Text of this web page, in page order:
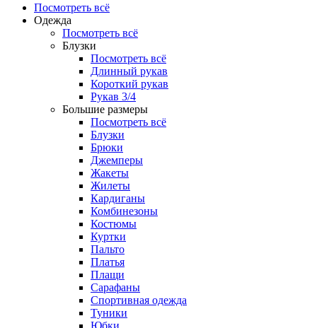
Посмотреть всё
Одежда
Посмотреть всё
Блузки
Посмотреть всё
Длинный рукав
Короткий рукав
Рукав 3/4
Большие размеры
Посмотреть всё
Блузки
Брюки
Джемперы
Жакеты
Жилеты
Кардиганы
Комбинезоны
Костюмы
Куртки
Пальто
Платья
Плащи
Сарафаны
Спортивная одежда
Туники
Юбки